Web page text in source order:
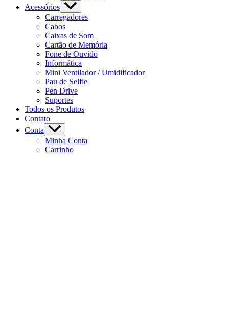
Acessórios
Carregadores
Cabos
Caixas de Som
Cartão de Memória
Fone de Ouvido
Informática
Mini Ventilador / Umidificador
Pau de Selfie
Pen Drive
Suportes
Todos os Produtos
Contato
Conta
Minha Conta
Carrinho